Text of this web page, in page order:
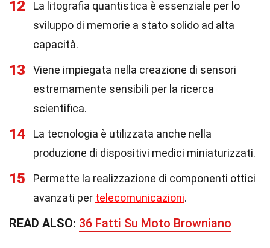
12
La litografia quantistica è essenziale per lo
sviluppo di memorie a stato solido ad alta
capacità.
13
Viene impiegata nella creazione di sensori
estremamente sensibili per la ricerca
scientifica.
14
La tecnologia è utilizzata anche nella
produzione di dispositivi medici miniaturizzati.
15
Permette la realizzazione di componenti ottici
avanzati per telecomunicazioni.
READ ALSO: 36 Fatti Su Moto Browniano